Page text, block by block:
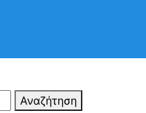
Αναζήτηση